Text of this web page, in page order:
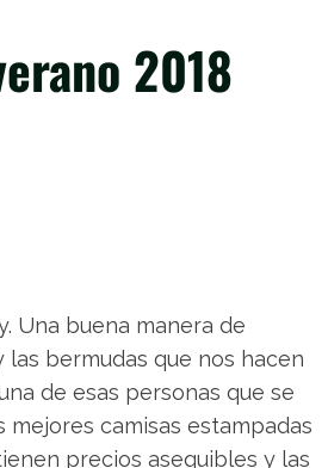
2018
Una buena manera de
bermudas que nos hacen
de esas personas que se
camisas estampadas
precios asequibles y las